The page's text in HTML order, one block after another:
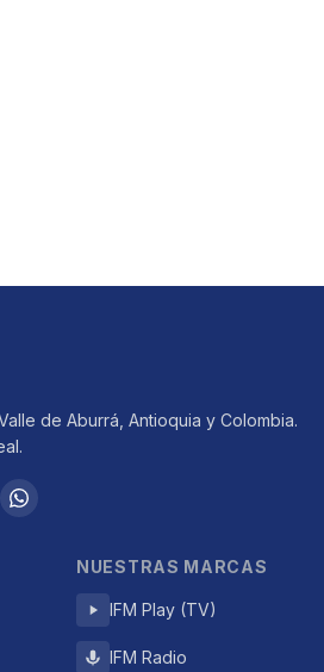
de Aburrá, Antioquia y Colombia.
NUESTRAS MARCAS
IFM Play (TV)
IFM Radio